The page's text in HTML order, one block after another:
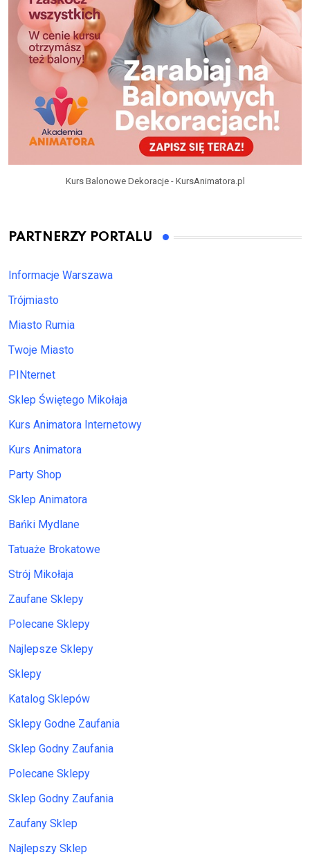
Kurs Balonowe Dekoracje - KursAnimatora.pl
PARTNERZY PORTALU
Informacje Warszawa
Trójmiasto
Miasto Rumia
Twoje Miasto
PINternet
Sklep Świętego Mikołaja
Kurs Animatora Internetowy
Kurs Animatora
Party Shop
Sklep Animatora
Bańki Mydlane
Tatuaże Brokatowe
Strój Mikołaja
Zaufane Sklepy
Polecane Sklepy
Najlepsze Sklepy
Sklepy
Katalog Sklepów
Sklepy Godne Zaufania
Sklep Godny Zaufania
Polecane Sklepy
Sklep Godny Zaufania
Zaufany Sklep
Najlepszy Sklep